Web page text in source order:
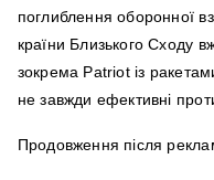
поглиблення оборонної
країни Близького Сходу
зокрема Patriot із
не завжди ефективні
Продовження після